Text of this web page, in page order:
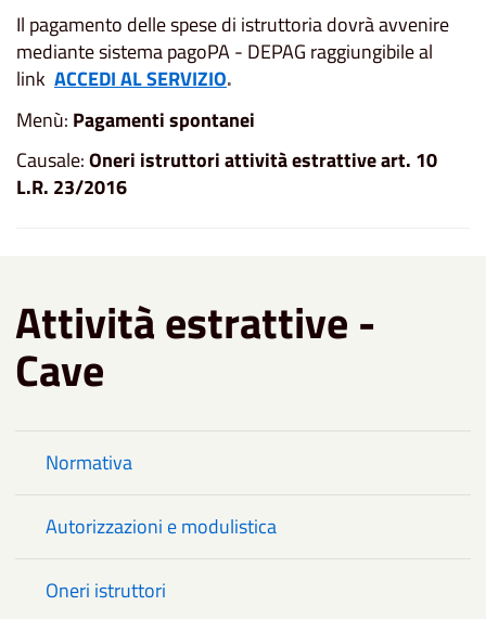
Il pagamento delle spese di istruttoria dovrà avvenire
mediante sistema pagoPA - DEPAG raggiungibile al
link ACCEDI AL SERVIZIO.
Menù: Pagamenti spontanei
Causale:Oneri istruttori attività estrattive art. 10
L.R. 23/2016
Attività estrattive -
Cave
Normativa
Autorizzazioni e modulistica
Oneri istruttori